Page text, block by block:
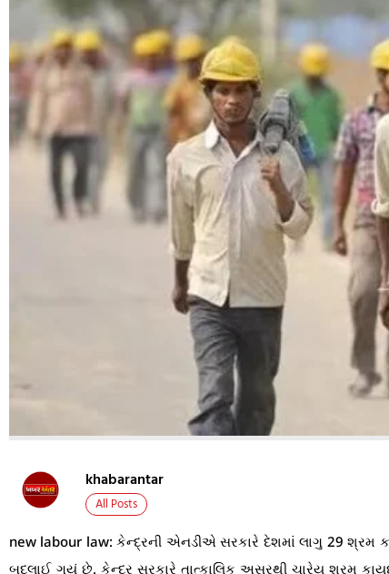
khabarantar
All Posts
new labour law: કેન્દ્રની એનડીએ સરકારે દેશમાં લાગુ 29
બદલાઈ ગયું છે. કેન્દ્ર સરકારે તાત્કાલિક અસરથી ચારેય શ્રમ